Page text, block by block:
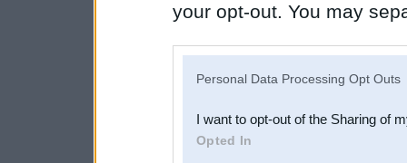
your opt-out. You may
Downstream Participants
third parties.
Personal Data Processing Opt Outs
I want to opt-out of the Sharing of
Opted In